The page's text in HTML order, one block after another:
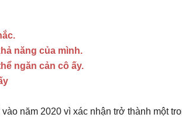
năng của mình.
ngăn cản cô ấy.
năm 2020 vì xác nhận trở thành một